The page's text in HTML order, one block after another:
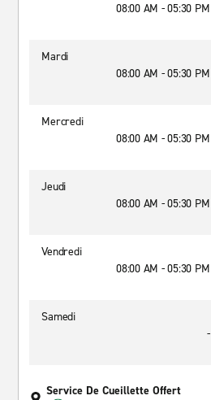
08:00 AM - 05:30 PM
Mardi
08:00 AM - 05:30 PM
Mercredi
08:00 AM - 05:30 PM
Jeudi
08:00 AM - 05:30 PM
Vendredi
08:00 AM - 05:30 PM
Samedi
-
Service De Cueillette Offert